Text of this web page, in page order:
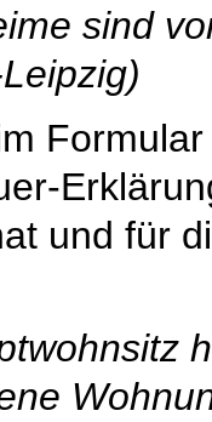
sind
und für